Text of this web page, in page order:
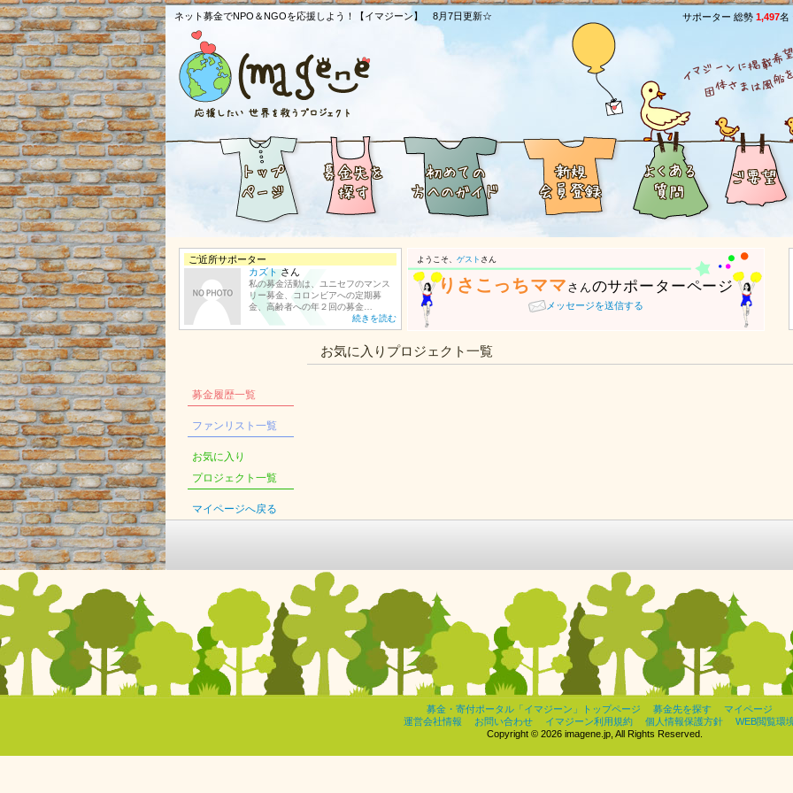
ネット募金でNPO＆NGOを応援しよう！【イマジーン】 8月7日更新☆ サポーター 総勢 1,497名
ご近所サポーター
カズトさん
私の募金活動は、ユニセフのマンス
リー募金、コロンビアへの定期募
金、高齢者への年２回の募金…
続きを読む
ようこそ、 ゲスト さん
りさこっちママ さんのサポーターページ
メッセージを送信する
募金履歴一覧
ファンリスト一覧
お気に入り
プロジェクト一覧
マイページへ戻る
お気に入りプロジェクト一覧
募金・寄付ポータル「イマジーン」トップページ 募金先を探す
マイページ
運営会社情報
お問い合わせ イマジーン利用規約 個人情報保護方針
WEB閲覧環
Copyright © 2026 imagene.jp, All Rights Reserved.